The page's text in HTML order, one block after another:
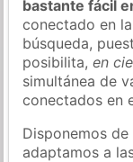
bastante fácil
conectado en
búsqueda,
posibilita,en
simultánea de
conectados en
Disponemos de
adaptamos a